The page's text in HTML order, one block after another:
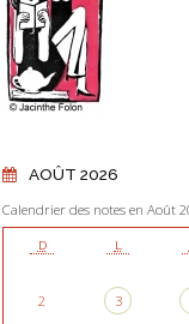
AOÛT 2026
Calendrier des notes en Août
D L
2
3